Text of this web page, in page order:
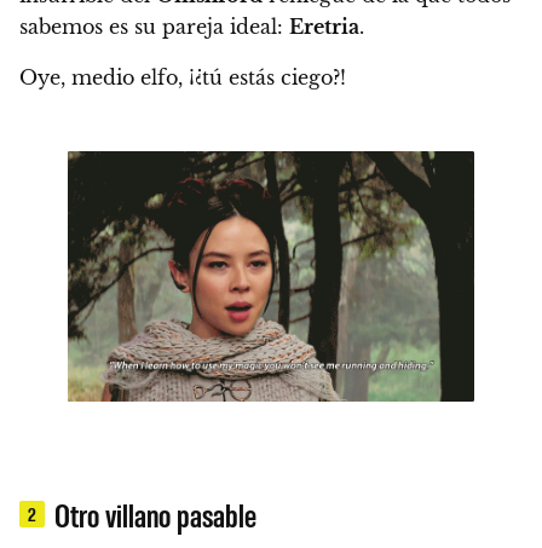
sabemos es su pareja ideal: Eretria.
Oye, medio elfo, ¡¿tú estás ciego?!
2 Otro villano pasable